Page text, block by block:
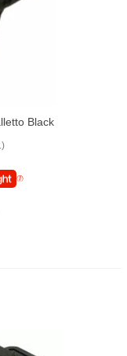
Black